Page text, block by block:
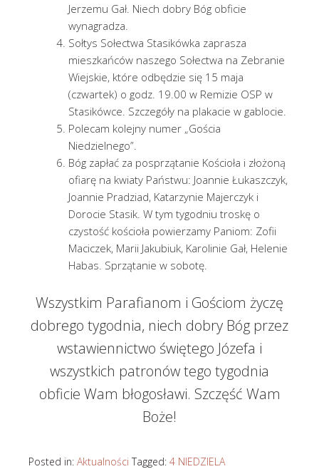
Jerzemu Gał. Niech dobry Bóg obficie
wynagradza.
Sołtys Sołectwa Stasikówka zaprasza
mieszkańców naszego Sołectwa na Zebranie
Wiejskie, które odbędzie się 15 maja
(czwartek) o godz. 19.00 w Remizie OSP w
Stasikówce. Szczegóły na plakacie w gablocie.
Polecam kolejny numer „Gościa
Niedzielnego”.
Bóg zapłać za posprzątanie Kościoła i złożoną
ofiarę na kwiaty Państwu: Joannie Łukaszczyk,
Joannie Pradziad, Katarzynie Majerczyk i
Dorocie Stasik. W tym tygodniu troskę o
czystość kościoła powierzamy Paniom: Zofii
Maciczek, Marii Jakubiuk, Karolinie Gał, Helenie
Habas. Sprzątanie w sobotę.
Wszystkim Parafianom i Gościom życzę
dobrego tygodnia, niech dobry Bóg przez
wstawiennictwo świętego Józefa i
wszystkich patronów tego tygodnia
obficie Wam błogosławi. Szczęść Wam
Boże!
Posted in: Aktualności Tagged: 4 NIEDZIELA